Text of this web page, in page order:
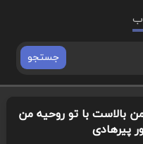
جستجو
بالاست با تو روحیه من
پیرهادی